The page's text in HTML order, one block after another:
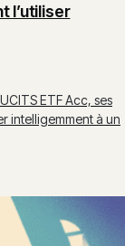
l’utiliser
ETF Acc, ses
intelligemment à un